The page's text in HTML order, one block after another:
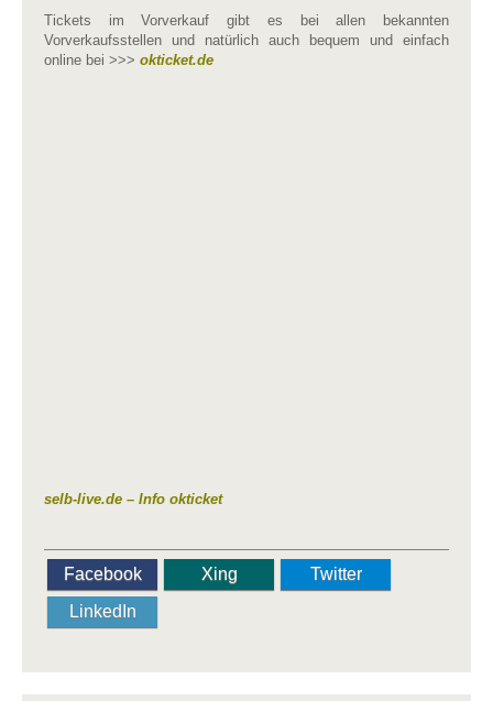
Tickets im Vorverkauf gibt es bei allen bekannten
Vorverkaufsstellen und natürlich auch bequem und einfach
online bei >>> okticket.de
selb-live.de – Info okticket
Facebook Xing
Twitter
LinkedIn